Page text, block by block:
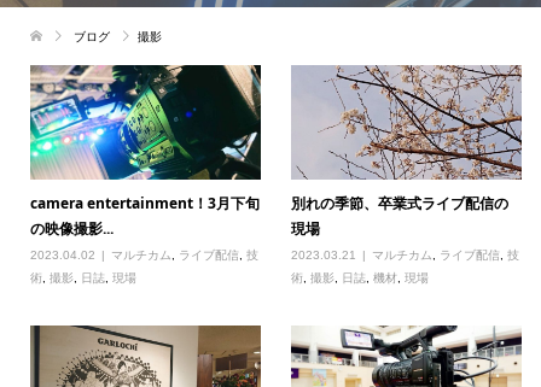
ブログ 撮影
camera entertainment！3月下旬
の映像撮影...
2023.04.02 マルチカム, ライブ配信, 技
術, 撮影, 日誌, 現場
別れの季節、卒業式ライブ配信の
現場
2023.03.21 マルチカム, ライブ配信,技
術,撮影, 日誌,機材,現場